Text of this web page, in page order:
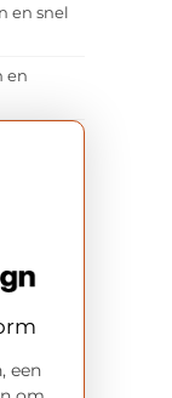
en snel
en
een